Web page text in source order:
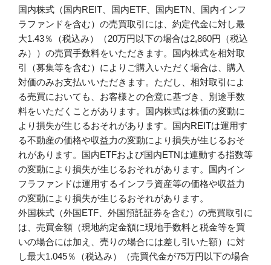
国内株式（国内REIT、国内ETF、国内ETN、国内インフ
ラファンドを含む）の売買取引には、約定代金に対し最
大1.43％（税込み）（20万円以下の場合は2,860円（税込
み））の売買手数料をいただきます。国内株式を相対取
引（募集等を含む）によりご購入いただく場合は、購入
対価のみお支払いいただきます。ただし、相対取引によ
る売買においても、お客様との合意に基づき、別途手数
料をいただくことがあります。国内株式は株価の変動に
より損失が生じるおそれがあります。国内REITは運用す
る不動産の価格や収益力の変動により損失が生じるおそ
れがあります。国内ETFおよび国内ETNは連動する指数等
の変動により損失が生じるおそれがあります。国内イン
フラファンドは運用するインフラ資産等の価格や収益力
の変動により損失が生じるおそれがあります。
外国株式（外国ETF、外国預託証券を含む）の売買取引に
は、売買金額（現地約定金額に現地手数料と税金等を買
いの場合には加え、売りの場合には差し引いた額）に対
し最大1.045％（税込み）（売買代金が75万円以下の場合